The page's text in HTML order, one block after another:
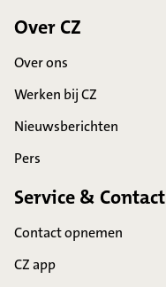
Over CZ
Over ons
Werken bij CZ
Nieuwsberichten
Pers
Service & Contact
Contact opnemen
CZ app